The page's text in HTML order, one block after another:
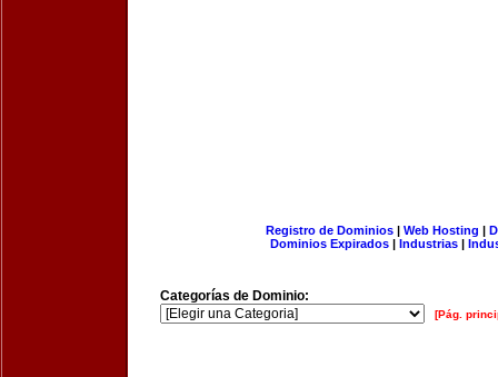
Registro de Dominios| Web Hosting |
Dominios Expirados | Industrias |
Categorías de Dominio:
[Pág.